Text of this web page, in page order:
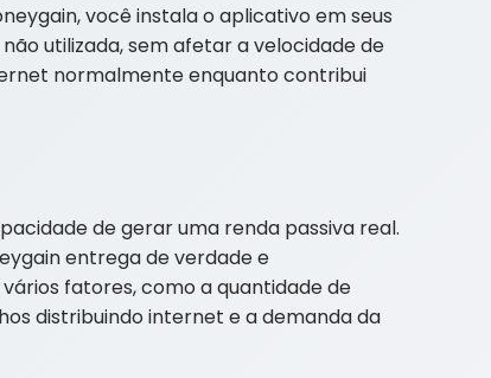
você instala o aplicativo em seus
utilizada, sem afetar a velocidade de
normalmente enquanto contribui
de gerar uma renda passiva real.
entrega de verdade e
fatores, como a quantidade de
distribuindo internet e a demanda da